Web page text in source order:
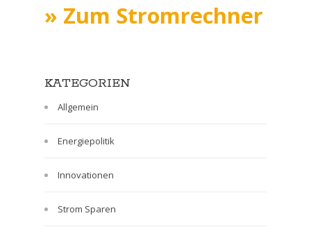
» Zum Stromrechner
KATEGORIEN
Allgemein
Energiepolitik
Innovationen
Strom Sparen